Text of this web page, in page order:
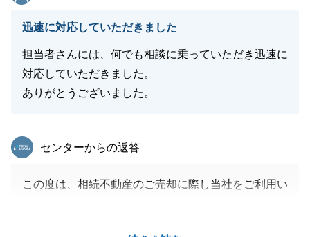
迅速に対応していただきました
担当者さんには、何でも相談に乗っていただき迅速に
対応していただきました。
ありがとうございました。
東急リバブル
センターからの返答
この度は、相続不動産のご売却に際し当社をご利用い